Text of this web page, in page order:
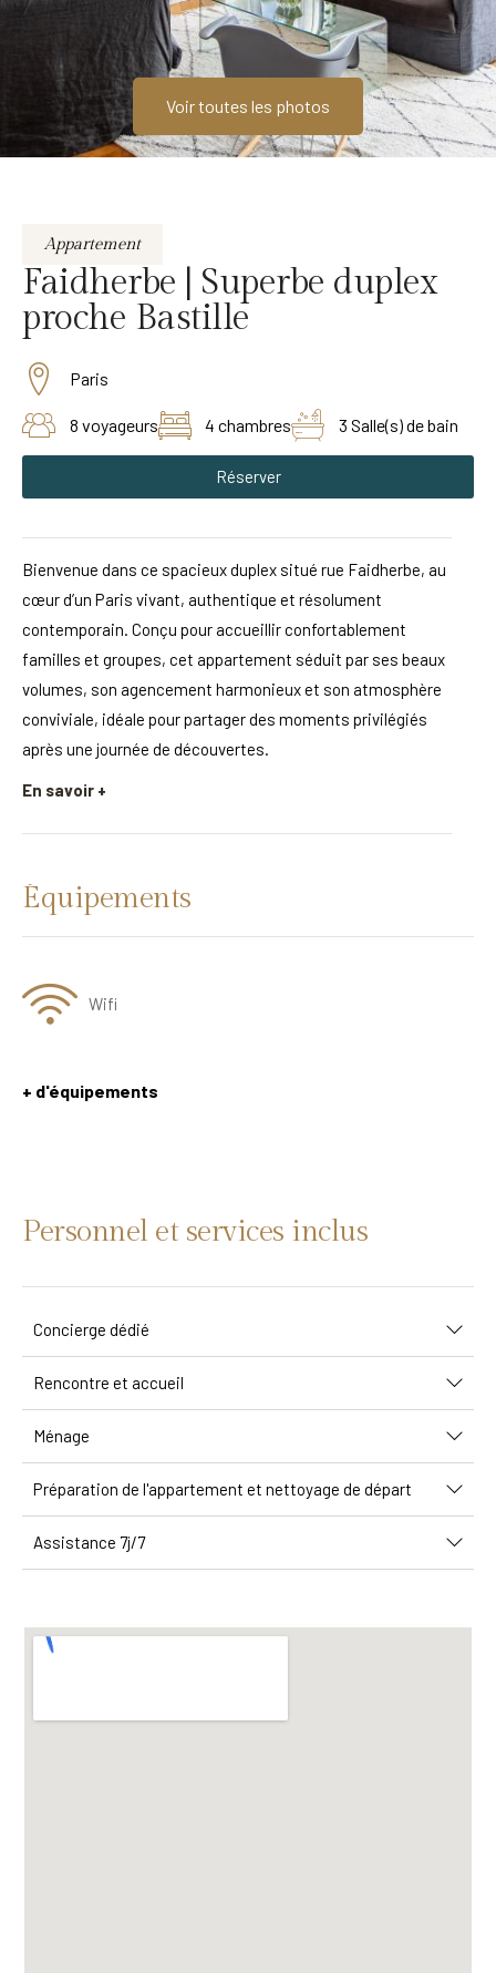
Voir toutes les photos
Appartement
Faidherbe | Superbe duplex
proche Bastille
Paris
8 voyageurs 4 chambres 3 Salle(s) de bain
Réserver
Bienvenue dans ce spacieux duplex situé rue Faidherbe, au
cœur d’un Paris vivant, authentique et résolument
contemporain. Conçu pour accueillir confortablement
familles et groupes, cet appartement séduit par ses beaux
volumes, son agencement harmonieux et son atmosphère
conviviale, idéale pour partager des moments privilégiés
après une journée de découvertes.
En savoir +
Équipements
Wifi
+ d'équipements
Personnel et services inclus
Concierge dédié
Rencontre et accueil
Ménage
Préparation de l'appartement et nettoyage de départ
Assistance 7j/7